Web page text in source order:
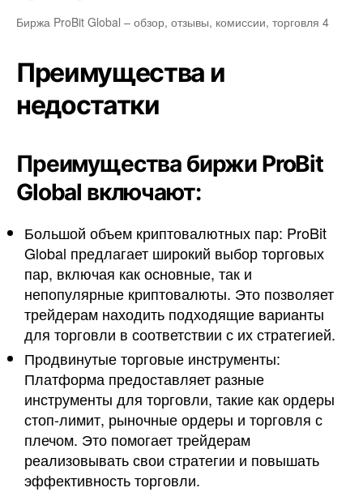
Биржа ProBit Global – обзор, отзывы, комиссии, торговля 4
Преимущества и
недостатки
Преимущества биржи ProBit
Global включают:
Большой объем криптовалютных пар: ProBit
Global предлагает широкий выбор торговых
пар, включая как основные, так и
непопулярные криптовалюты. Это позволяет
трейдерам находить подходящие варианты
для торговли в соответствии с их стратегией.
Продвинутые торговые инструменты:
Платформа предоставляет разные
инструменты для торговли, такие как ордеры
стоп-лимит, рыночные ордеры и торговля с
плечом. Это помогает трейдерам
реализовывать свои стратегии и повышать
эффективность торговли.